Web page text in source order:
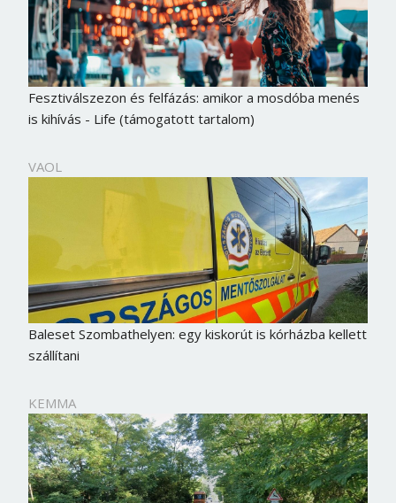
Fesztiválszezon és felfázás: amikor a mosdóba menés
is kihívás - Life (támogatott tartalom)
VAOL
Baleset Szombathelyen: egy kiskorút is kórházba kellett
szállítani
KEMMA